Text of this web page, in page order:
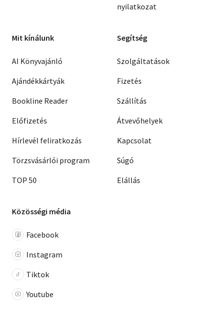
nyilatkozat
Mit kínálunk
AI Könyvajánló
Ajándékkártyák
Bookline Reader
Előfizetés
Hírlevél feliratkozás
Törzsvásárlói program
TOP 50
Segítség
Szolgáltatások
Fizetés
Szállítás
Átvevőhelyek
Kapcsolat
Súgó
Elállás
Közösségi média
Facebook
Instagram
Tiktok
Youtube